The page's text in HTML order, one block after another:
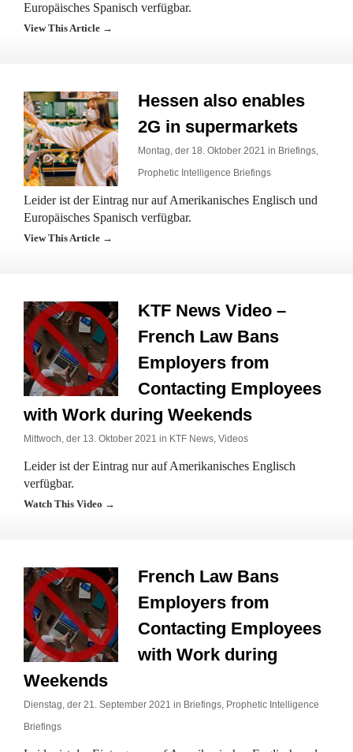
Europäisches Spanisch verfügbar.
View This Article →
Hessen also enables
2G in supermarkets
Montag, der 18. Oktober 2021 in Briefings,
Prophetic Intelligence Briefings
Leider ist der Eintrag nur auf Amerikanisches Englisch und
Europäisches Spanisch verfügbar.
View This Article →
KTF News Video –
French Law Bans
Employers from
Contacting Employees
with Work during Weekends
Mittwoch, der 13. Oktober 2021 in KTF News, Videos
Leider ist der Eintrag nur auf Amerikanisches Englisch
verfügbar.
Watch This Video →
French Law Bans
Employers from
Contacting Employees
with Work during
Weekends
Dienstag, der 21. September 2021 in Briefings, Prophetic Intelligence
Briefings